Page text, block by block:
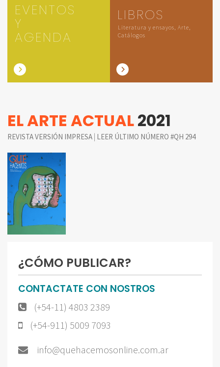
EVENTOS
Y
AGENDA
LIBROS
Literatura y ensayos, Arte,
Catálogos
EL ARTE ACTUAL2021
REVISTA VERSIÓN IMPRESA | LEER ÚLTIMO NÚMERO #QH 294
¿CÓMO PUBLICAR?
CONTACTATE CON NOSTROS
(+54-11) 4803 2389
(+54-911) 5009 7093
info@quehacemosonline.com.ar